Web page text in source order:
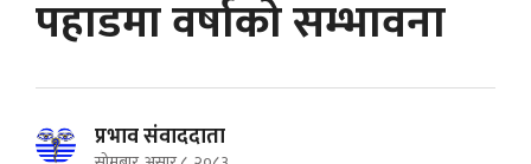
पहाडमा वर्षाको सम्भावना
प्रभाव संवाददाता